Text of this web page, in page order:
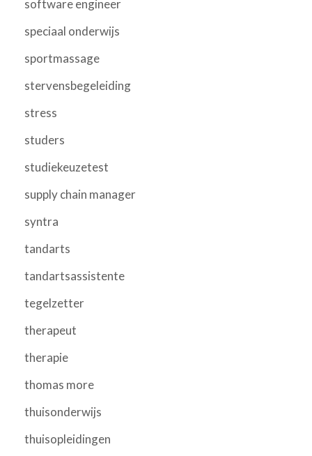
software engineer
speciaal onderwijs
sportmassage
stervensbegeleiding
stress
studers
studiekeuzetest
supply chain manager
syntra
tandarts
tandartsassistente
tegelzetter
therapeut
therapie
thomas more
thuisonderwijs
thuisopleidingen